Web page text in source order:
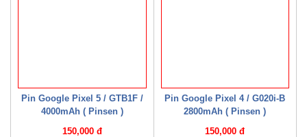
Pin Google Pixel 5 / GTB1F /
4000mAh ( Pinsen )
150,000 đ
Pin Google Pixel 4 / G020i-B
2800mAh ( Pinsen )
150,000 đ